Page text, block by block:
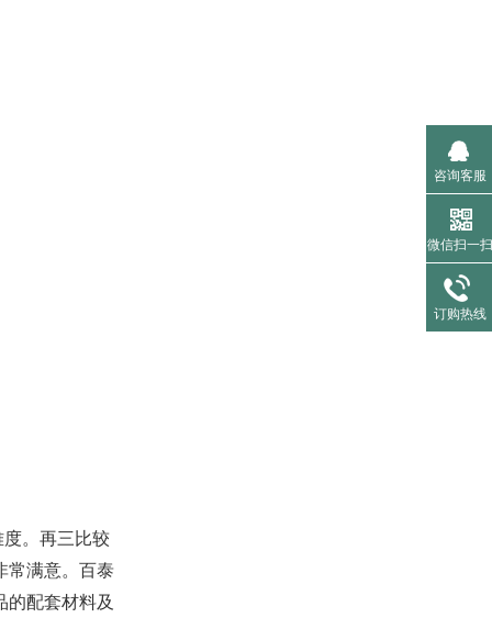
。再三比较
常满意。百泰
的配套材料及
咨询客服
微信扫一扫
订购热线